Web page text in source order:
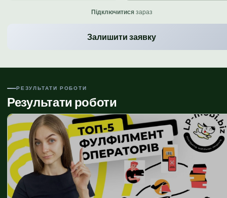
Підключитисязараз
Залишити заявку
РЕЗУЛЬТАТИ РОБОТИ
Результати роботи